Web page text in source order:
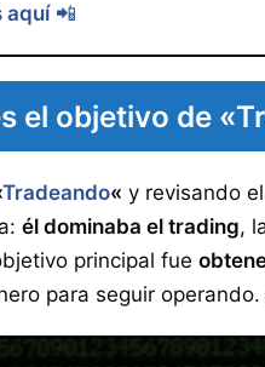
aquí📲
el objetivo de
Tradeando« y revisando
él dominaba el trading,
principal fue
para seguir operando.